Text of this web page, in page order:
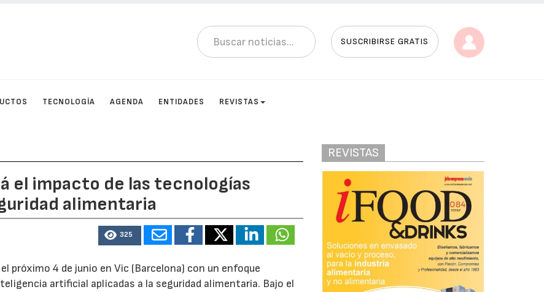
SUSCRIBIRSE GRATIS
TECNOLOGÍA AGENDA ENTIDADES REVISTAS
el impacto de las tecnologías
alimentaria
325
próximo 4 de junio en Vic (Barcelona) con un enfoque
artificial aplicadas a la seguridad alimentaria. Bajo el
REVISTAS